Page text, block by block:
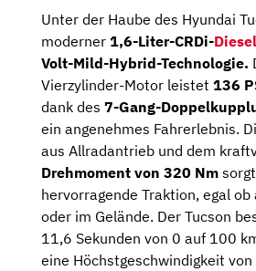
Unter der Haube des Hyundai
moderner 1,6-Liter-CRDi-
Volt-Mild-Hybrid-Technologie.
Vierzylinder-Motor leistet 136
dank des 7-Gang-
ein angenehmes Fahrerlebnis.
aus Allradantrieb und dem
Drehmoment von 320 Nm
hervorragende Traktion, egal
oder im Gelände. Der Tucson
11,6 Sekunden von 0 auf 100
eine Höchstgeschwindigkeit